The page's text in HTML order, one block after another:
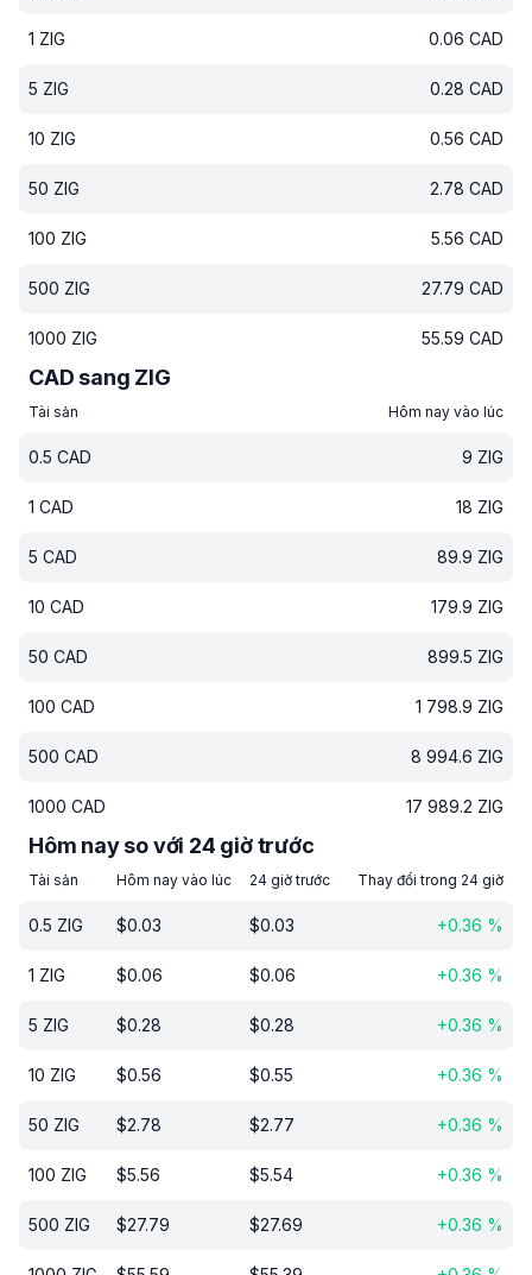
1 ZIG 0.06 CAD
5 ZIG 0.28 CAD
10 ZIG 0.56 CAD
50 ZIG 2.78 CAD
100 ZIG 5.56 CAD
500 ZIG 27.79 CAD
1000 ZIG 55.59 CAD
CAD sang ZIG
Tài sản Hôm nay vào lúc
0.5 CAD 9 ZIG
1 CAD 18 ZIG
5 CAD 89.9 ZIG
10 CAD 179.9 ZIG
50 CAD 899.5 ZIG
100 CAD 1 798.9 ZIG
500 CAD 8 994.6 ZIG
1000 CAD 17 989.2 ZIG
Hôm nay so với 24 giờ trước
Tài sản Hôm nay vào lúc 24 giờ trước Thay đổi trong 24 giờ
0.5 ZIG $0.03 $0.03 +0.36 %
1 ZIG $0.06 $0.06 +0.36 %
5 ZIG $0.28 $0.28 +0.36 %
10 ZIG $0.56 $0.55 +0.36 %
50 ZIG $2.78 $2.77 +0.36 %
100 ZIG $5.56 $5.54 +0.36 %
500 ZIG $27.79 $27.69 +0.36 %